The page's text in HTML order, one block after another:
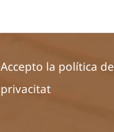
Accepto la política de
privacitat